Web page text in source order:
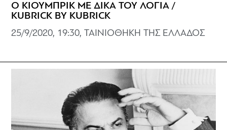
Ο ΚΙΟΥΜΠΡΙΚ ΜΕ ΔΙΚΑ ΤΟΥ ΛΟΓΙΑ /
KUBRICK BY KUBRICK
25/9/2020, 19:30, ΤΑΙΝΙΟΘΗΚΗ ΤΗΣ ΕΛΛΑΔΟΣ